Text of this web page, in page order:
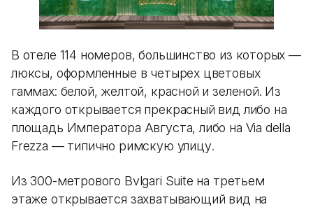
В отеле 114 номеров, большинство из которых —
люксы, оформленные в четырех цветовых
гаммах: белой, желтой, красной и зеленой. Из
каждого открывается прекрасный вид либо на
площадь Императора Августа, либо на Via della
Frezza — типично римскую улицу.
Из 300-метрового Bvlgari Suite на третьем
этаже открывается захватывающий вид на